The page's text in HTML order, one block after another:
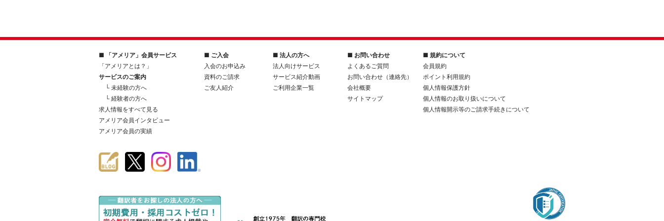
■ 「アメリア」会員サービス
「アメリアとは？」
サービスのご案内
└ 未経験の方へ
└ 経験者の方へ
求人情報をすべて見る
アメリア会員インタビュー
アメリア会員の実績
■ ご入会
入会のお申込み
資料のご請求
ご友人紹介
■ 法人の方へ
法人向けサービス
サービス紹介動画
ご利用企業一覧
■ お問い合わせ
よくあるご質問
お問い合わせ（連絡先）
会社概要
サイトマップ
■ 規約について
会員規約
ポイント利用規約
個人情報保護方針
個人情報のお取り扱いについて
個人情報開示等のご請求手続きについて